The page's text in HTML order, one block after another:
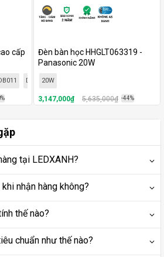
cấp
DB012
Đèn bàn học HHGLT063319 -
Panasonic 20W
20W
3,147,000₫ 5,635,000₫ -44%
tại LEDXANH?
nhận hàng không?
thế nào?
chuẩn như thế nào?